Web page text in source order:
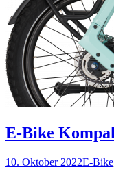
E-Bike
10. Oktober 2022E-Bike